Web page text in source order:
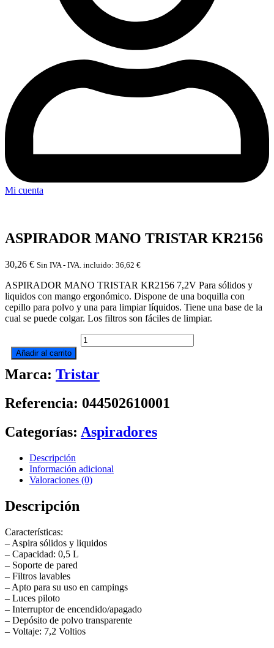
Mi cuenta
ASPIRADOR MANO TRISTAR KR2156
30,26 € Sin IVA - IVA. incluido: 36,62 €
ASPIRADOR MANO TRISTAR KR2156 7,2V Para sólidos y
liquidos con mango ergonómico. Dispone de una boquilla con
cepillo para polvo y una para limpiar líquidos. Tiene una base de la
cual se puede colgar. Los filtros son fáciles de limpiar.
ASPIRADOR
MANO
KR2156
cantidad
Añadir al carrito
Marca: Tristar
Referencia: 044502610001
Categorías: Aspiradores
Descripción
Información adicional
Valoraciones (0)
Descripción
Características:
– Aspira sólidos y liquidos
– Capacidad: 0,5 L
– Soporte de pared
– Filtros lavables
– Apto para su uso en campings
– Luces piloto
– Interruptor de encendido/apagado
– Depósito de polvo transparente
– Voltaje: 7,2 Voltios